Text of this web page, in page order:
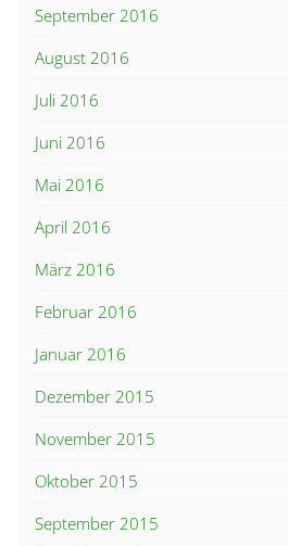
September 2016
August 2016
Juli 2016
Juni 2016
Mai 2016
April 2016
März 2016
Februar 2016
Januar 2016
Dezember 2015
November 2015
Oktober 2015
September 2015